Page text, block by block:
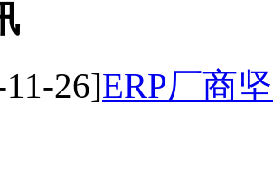
26]ERP厂商